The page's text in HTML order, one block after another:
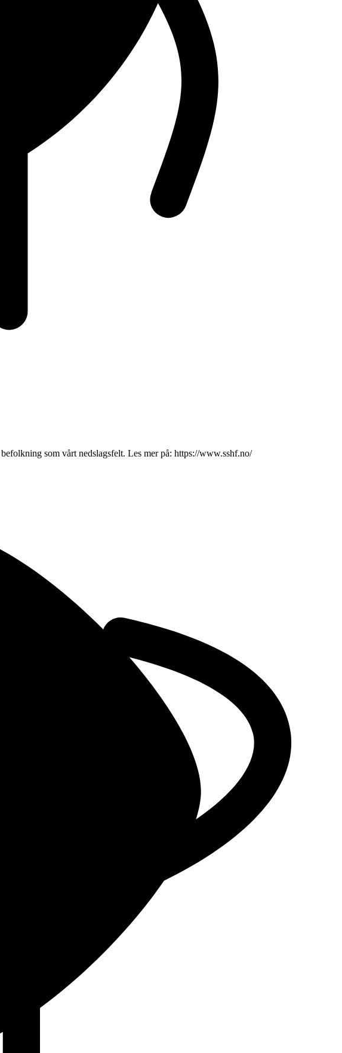
som vårt nedslagsfelt. Les mer på: https://www.sshf.no/